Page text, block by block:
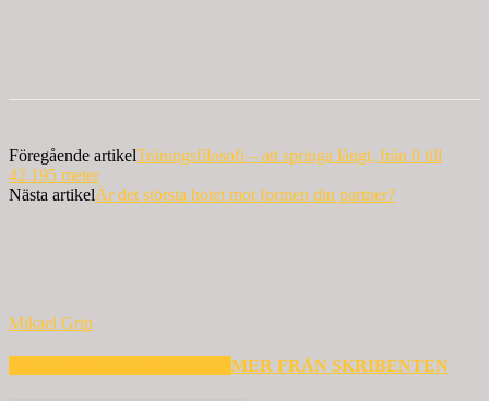
Föregående artikelTräningsfilosofi – att springa långt, från 0 till
42.195 meter
Nästa artikelÄr det största hotet mot formen din partner?
Mikael Grip
MER FRÅN SKRIBENTEN